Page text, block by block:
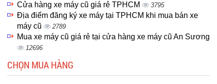
Cửa hàng xe máy cũ giá rẻ TPHCM 3795
Địa điểm đăng ký xe máy tại TPHCM khi mua bán xe
máy cũ
2789
Mua xe máy cũ giá rẻ tại cửa hàng xe máy cũ An Sương
12696
CHỌN MUA HÀNG